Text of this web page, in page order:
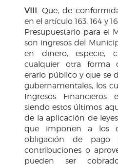
VIII . Que, de
en el artículo 163, 164 y
Presupuestario para el
son ingresos del
en dinero, especie,
cualquier otra forma
erario público y que se
gubernamentales, los
Ingresos Financieros
siendo estos últimos
de la aplicación de
que imponen a los
obligación de pago
contribuciones o
pueden ser